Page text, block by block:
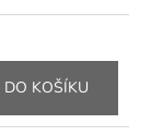
DO KOŠÍKU